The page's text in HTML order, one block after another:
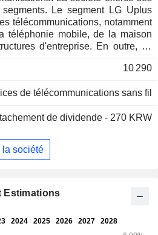
Le segment LG Uplus
télécommunications, notamment
téléphonie mobile, de la maison
d'entreprise. En outre, ce
HelloVision Business exerce des
de télévision par câble
virtuel (MVNO). Ce segment
10 290
de télécommunications sans fil
de dividende - 270 KRW
la société
Estimations